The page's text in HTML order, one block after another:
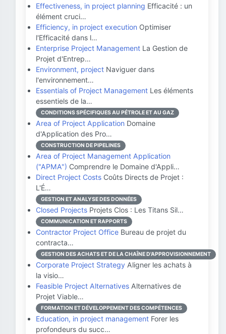
Effectiveness, in project planning Efficacité : un
élément cruci…
Efficiency, in project execution Optimiser
l'Efficacité dans l…
Enterprise Project Management La Gestion de
Projet d'Entrep…
Environment, project Naviguer dans
l'environnement…
Essentials of Project Management Les éléments
essentiels de la…
CONDITIONS SPÉCIFIQUES AU PÉTROLE ET AU GAZ
Area of Project Application Domaine
d'Application des Pro…
CONSTRUCTION DE PIPELINES
Area of Project Management Application
("APMA") Comprendre le Domaine d'Appli…
Direct Project Costs Coûts Directs de Projet :
L'É…
GESTION ET ANALYSE DES DONNÉES
Closed Projects Projets Clos : Les Titans Sil…
COMMUNICATION ET RAPPORTS
Contractor Project Office Bureau de projet du
contracta…
GESTION DES ACHATS ET DE LA CHAÎNE D'APPROVISIONNEMENT
Corporate Project Strategy Aligner les achats à
la visio…
Feasible Project Alternatives Alternatives de
Projet Viable…
FORMATION ET DÉVELOPPEMENT DES COMPÉTENCES
Education, in project management Forer les
profondeurs du succ…